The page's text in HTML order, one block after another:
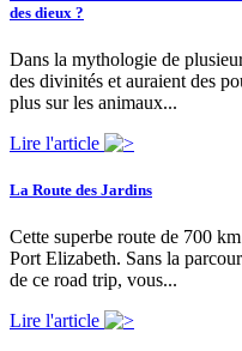
des dieux ?
Dans la mythologie de
des divinités et auraient des
plus sur les animaux...
Lire l'article
La Route des Jardins
Cette superbe route de 700
Port Elizabeth. Sans la
de ce road trip, vous...
Lire l'article